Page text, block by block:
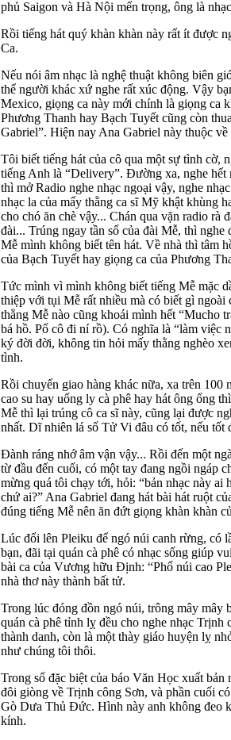
phủ Saigon và Hà Nội mến trọng, ông là
Rồi tiếng hát quý khàn khàn này rất ít được
Ca.
Nếu nói âm nhạc là nghệ thuật không biên
thể người khác xứ nghe rất xúc động. Vậy
Mexico, giọng ca này mới chính là giọng ca
Phương Thanh hay Bạch Tuyết cũng còn
Gabriel”. Hiện nay Ana Gabriel này thuộc
Tôi biết tiếng hát của cô qua một sự tình cờ,
tiếng Anh là “Delivery”. Đường xa, nghe hết
thì mở Radio nghe nhạc ngoại vậy, nghe
nhạc la của mấy thằng ca sĩ Mỹ khật khùng
cho chó ăn chè vậy... Chán qua vặn radio rà
đài... Trúng ngay tần số của đài Mễ, thì nghe
Mễ mình không biết tên hát. Về nhà thì tâm
của Bạch Tuyết hay giọng ca của Phương
Tức mình vì mình không biết tiếng Mễ mặc
thiệp với tụi Mễ rất nhiều mà có biết gì
thằng Mễ nào cũng khoái mình hết “Mucho
bá hồ. Pố cô đi ní rồ). Có nghĩa là “làm việc
ký đời đời, không tin hỏi mấy thằng nghèo
tình.
Rồi chuyến giao hàng khác nữa, xa trên
cao su hay uống ly cà phê hay hát ông ổng
Mễ thì lại trúng cô ca sĩ này, cũng lại được
nhất. Dĩ nhiên lá số Tử Vi đâu có tốt, nếu tốt
Đành ráng nhớ âm vận vậy... Rồi đến một
từ đầu đến cuối, có một tay đang ngồi ngáp
mừng quá tôi chạy tới, hỏi: “bản nhạc này ai
chứ ai?” Ana Gabriel đang hát bài hát ruột
đúng tiếng Mễ nên ăn đứt giọng khàn khàn
Lúc đổi lên Pleiku để ngó núi canh rừng, có
bạn, đãi tại quán cà phê có nhạc sống giúp
bài ca của Vương hữu Định: “Phố núi cao
nhà thơ này thành bất tử.
Trong lúc đóng đồn ngó núi, trông mây mây
quán cà phê tỉnh lỵ đều cho nghe nhạc
thành danh, còn là một thày giáo huyện lỵ
như chúng tôi thôi.
Trong số đặc biệt của báo Văn Học xuất
đôi giòng về Trịnh công Sơn, và phần cuối
Gò Dưa Thủ Đức. Hình này anh không đeo
kính.